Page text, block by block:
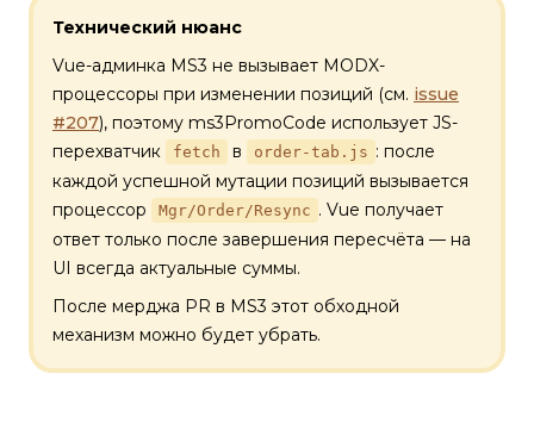
Технический нюанс
Vue-админка MS3 не вызывает MODX-
процессоры при изменении позиций (см. issue
#207), поэтому ms3PromoCode использует JS-
перехватчик
fetch в order-tab.js : после
каждой успешной мутации позиций вызывается
процессор
Mgr/Order/Resync . Vue получает
ответ только после завершения пересчёта — на
UI всегда актуальные суммы.
После мерджа PR в MS3 этот обходной
механизм можно будет убрать.